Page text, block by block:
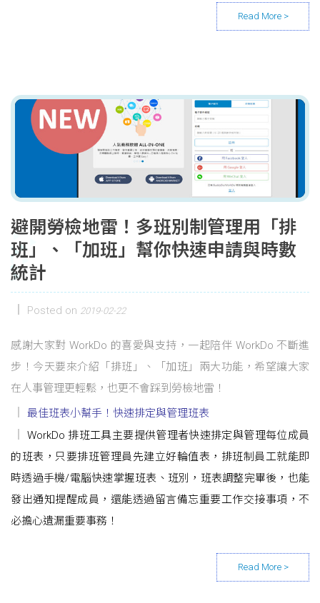
避開勞檢地雷！多班別制管理用「排
班」、「加班」幫你快速申請與時數
統計
Posted on 2019-02-22
感謝大家對 WorkDo 的喜愛與支持，一起陪伴 WorkDo 不斷進
步！今天要來介紹「排班」、「加班」兩大功能，希望讓大家
在人事管理更輕鬆，也更不會踩到勞檢地雷！
最佳班表小幫手！快速排定與管理班表
WorkDo 排班工具主要提供管理者快速排定與管理每位成員
的班表，只要排班管理員先建立好輪值表，排班制員工就能即
時透過手機/電腦快速掌握班表、班別，班表調整完畢後，也能
發出通知提醒成員，還能透過留言備忘重要工作交接事項，不
必擔心遺漏重要事務！